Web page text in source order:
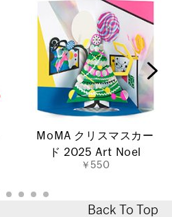
MoMA クリスマスカー
ド 2025 Art Noel
￥550
Back To Top